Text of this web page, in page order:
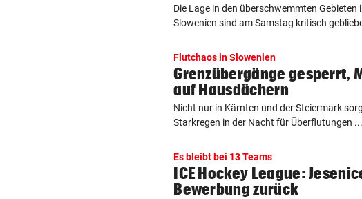
Die Lage in den überschwemmten Gebieten
Slowenien sind am Samstag kritisch
Flutchaos in Slowenien
Grenzübergänge gesperrt,
auf Hausdächern
Nicht nur in Kärnten und der Steiermark
Starkregen in der Nacht für Überflutungen ...
Es bleibt bei 13 Teams
ICE Hockey League:
Bewerbung zurück